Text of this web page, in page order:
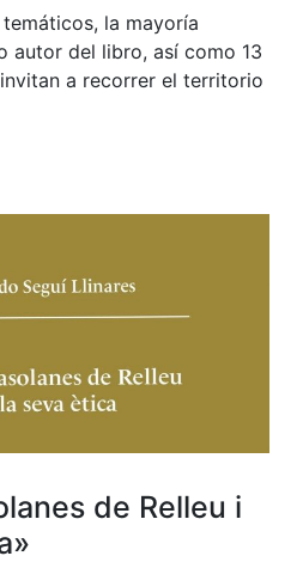
la mayoría
autor del libro, así como 13
a recorrer el territorio
de Relleu i